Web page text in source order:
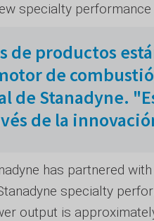
specialty
de productos
de
de Stanadyne.
de la
has partnered
specialty
output is